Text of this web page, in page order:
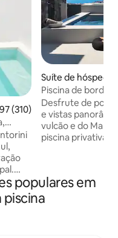
de uma avaliação média de
(310)
Ilha
Suíte de
Kallistis
Piscina de borda
Vista para o mar
Desfrute de
e vistas
vulcão e do Mar
piscina privativa e do
dispõe de 2
banheiros
totalmente
populares em
piscina